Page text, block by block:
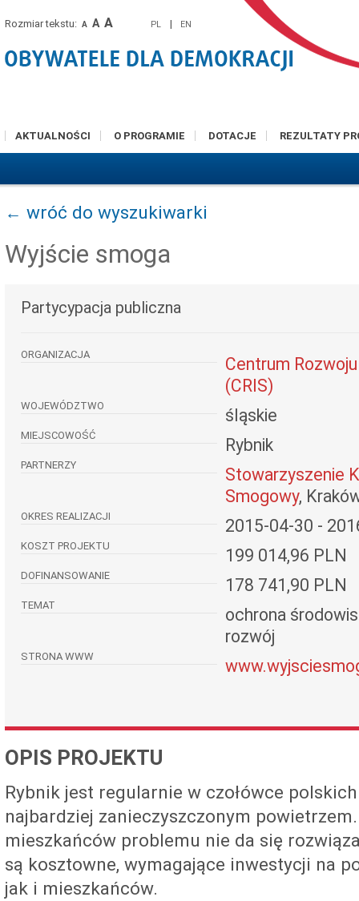
Rozmiar tekstu: A A A PL | EN
AKTUALNOŚCI O PROGRAMIE DOTACJE REZULTATY
← wróć do wyszukiwarki
Wyjście smoga
Partycypacja publiczna
ORGANIZACJA
Centrum
(CRIS)
WOJEWÓDZTWO śląskie
MIEJSCOWOŚĆ Rybnik
PARTNERZY
Stowarzyszenie
Smogowy,
OKRES REALIZACJI 2015-04-30 -
KOSZT PROJEKTU 199 014,96 PLN
DOFINANSOWANIE 178 741,90 PLN
TEMAT
ochrona
rozwój
STRONA WWW
OPIS PROJEKTU
Rybnik jest regularnie w czołówce
najbardziej zanieczyszczonym
mieszkańców problemu nie da się
są kosztowne, wymagające inwestycji na
jak i mieszkańców.